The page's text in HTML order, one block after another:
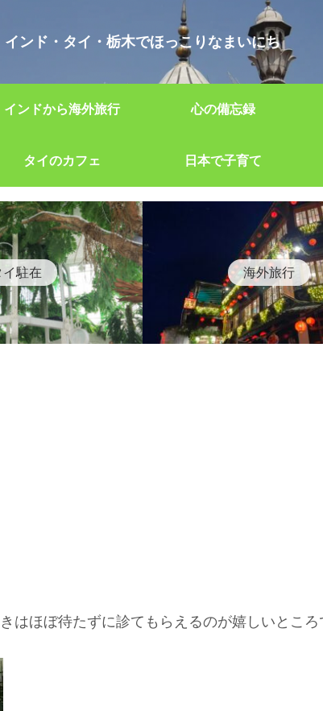
インド・タイ・栃木でほっこりなまいにち
インドから海外旅行 心の備忘録
タイのカフェ 日本で子育て
イ駐在 海外旅行
はほぼ待たずに診てもらえるのが嬉しいとこ